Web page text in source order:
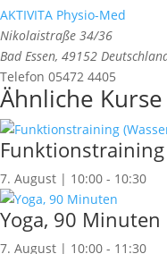
AKTIVITA Physio-Med
Nikolaistraße 34/36
Bad Essen, 49152
Telefon 05472 4405
Ähnliche Kurse
Funktionstraining
7. August | 10:00 - 10:30
Yoga, 90 Minuten
7. August | 10:00 - 11:30